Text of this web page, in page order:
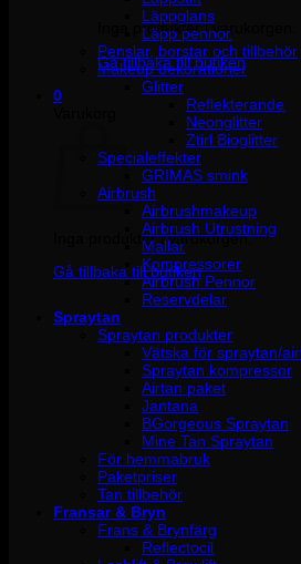
Inga produkter i varukorgen.
Gå tillbaka till butiken
0
Inga produkter i varukorgen.
Gå tillbaka till butiken
Läppglans
Läpp pennor
Penslar, borstar och tillbehör
Makeup dekorationer
Glitter
Reflekterande
Neonglitter
Ztirl Bioglitter
Specialeffekter
GRIMAS smink
Airbrush
Airbrushmakeup
Airbrush Utrustning
Mallar
Kompressorer
Airbrush Pennor
Reservdelar
Spraytan
Spraytan produkter
Vätska för spraytan/
Spraytan kompressor
Airtan paket
Jantana
BGorgeous Spraytan
Mine Tan Spraytan
För hemmabruk
Paketpriser
Tan tillbehör
Fransar & Bryn
Frans & Brynfärg
Reflectocil